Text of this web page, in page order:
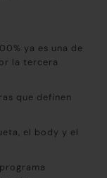
ya es una de
la tercera
que definen
el body y el